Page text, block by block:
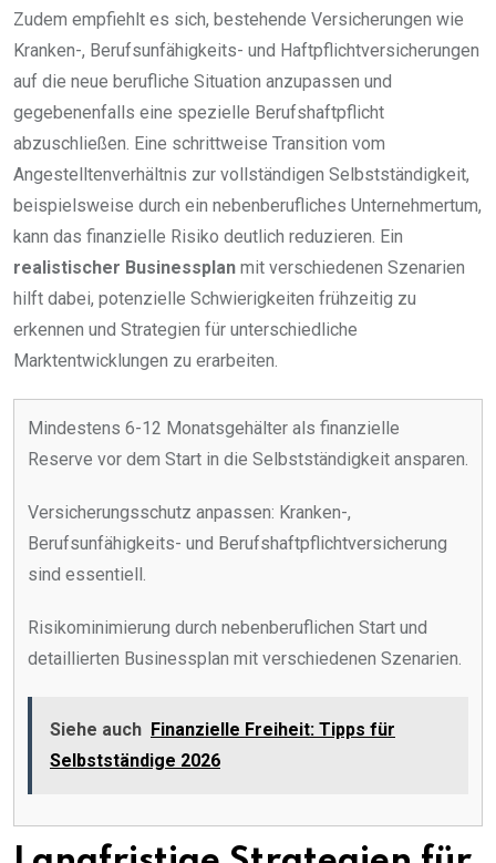
Zudem empfiehlt es sich, bestehende Versicherungen wie
Kranken-, Berufsunfähigkeits- und Haftpflichtversicherungen
auf die neue berufliche Situation anzupassen und
gegebenenfalls eine spezielle Berufshaftpflicht
abzuschließen. Eine schrittweise Transition vom
Angestelltenverhältnis zur vollständigen Selbstständigkeit,
beispielsweise durch ein nebenberufliches Unternehmertum,
kann das finanzielle Risiko deutlich reduzieren. Ein
realistischer Businessplan mit verschiedenen Szenarien
hilft dabei, potenzielle Schwierigkeiten frühzeitig zu
erkennen und Strategien für unterschiedliche
Marktentwicklungen zu erarbeiten.
Mindestens 6-12 Monatsgehälter als finanzielle
Reserve vor dem Start in die Selbstständigkeit ansparen.
Versicherungsschutz anpassen: Kranken-,
Berufsunfähigkeits- und Berufshaftpflichtversicherung
sind essentiell.
Risikominimierung durch nebenberuflichen Start und
detaillierten Businessplan mit verschiedenen Szenarien.
Siehe auch Finanzielle Freiheit: Tipps für
Selbstständige 2026